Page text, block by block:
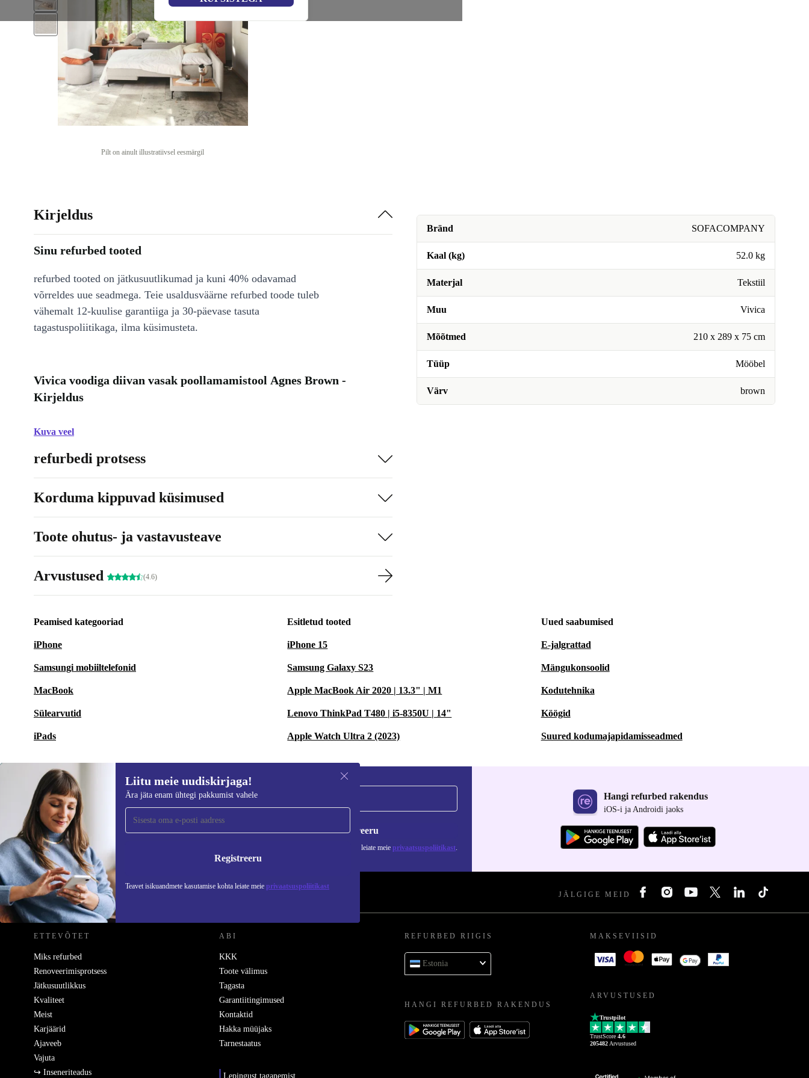
Pilt on ainult illustratiivsel eesmärgil
Bränd SOFACOMPANY
Kaal (kg) 52.0 kg
Materjal Tekstiil
Muu Vivica
Mõõtmed 210 x 289 x 75 cm
Tüüp Mööbel
Värv brown
Kirjeldus
Sinu refurbed tooted
refurbed tooted on jätkusuutlikumad ja kuni 40% odavamad
võrreldes uue seadmega. Teie usaldusväärne refurbed toode tuleb
vähemalt 12-kuulise garantiiga ja 30-päevase tasuta
tagastuspoliitikaga, ilma küsimusteta.
Vivica voodiga diivan vasak poollamamistool Agnes Brown -
Kirjeldus
Kuva veel
refurbedi protsess
Korduma kippuvad küsimused
Toote ohutus- ja vastavusteave
Arvustused (4.6)
Peamised kategooriad
iPhone
Samsungi mobiiltelefonid
MacBook
Sülearvutid
iPads
Esitletud tooted
iPhone 15
Samsung Galaxy S23
Apple MacBook Air 2020 | 13.3" | M1
Lenovo ThinkPad T480 | i5-8350U | 14"
Apple Watch Ultra 2 (2023)
Uued saabumised
E-jalgrattad
Mängukonsoolid
Kodutehnika
Köögid
Suured kodumajapidamisseadmed
Liitu meie uudiskirjaga!
Ära jäta enam ühtegi pakkumist vahele
Registreeru
Teavet isikuandmete kasutamise kohta leiate meie privaatsuspoliitikast
Liitu meie uudiskirjaga!
Ära jäta enam ühtegi pakkumist vahele. Registreeru
Teavet isikuandmete kasutamise kohta leiate meie privaatsuspoliitikast.
Hangi refurbed rakendus
iOS-i ja Androidi jaoks
REFURBED EESTI - RETHINK NEW. JÄLGIGE MEID
ETTEVÕTET
Miks refurbed
Renoveerimisprotsess
Jätkusuutlikkus
Kvaliteet
Meist
Karjäärid
Ajaveeb
Vajuta
↪ Inseneriteadus
ABI
KKK
Toote välimus
Tagasta
Garantiitingimused
Kontaktid
Hakka müüjaks
Tarnestaatus
Lepingust taganemist
REFURBED RIIGIS
Estonia
HANGI REFURBED RAKENDUS
MAKSEVIISID
ARVUSTUSED
Trustpilot
TrustScore 4.6
205482 Arvustused